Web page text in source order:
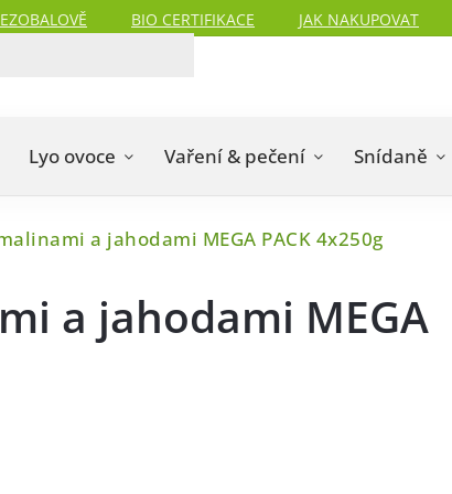
BIO CERTIFIKACE JAK NAKUPOVAT
Lyo ovoce Vaření & pečení Snídaně
a jahodami MEGA PACK 4x250g
a jahodami MEGA